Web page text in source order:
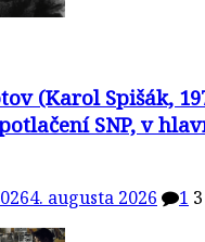
(Karol Spišák,
SNP, v
4. augusta 2026 1